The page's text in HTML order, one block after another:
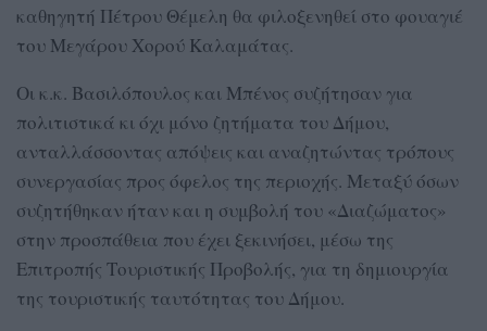
καθηγητή Πέτρου Θέμελη θα φιλοξενηθεί στο φουαγιέ
του Μεγάρου Χορού Καλαμάτας.
Οι κ.κ. Βασιλόπουλος και Μπένος συζήτησαν για
πολιτιστικά κι όχι μόνο ζητήματα του Δήμου,
ανταλλάσσοντας απόψεις και αναζητώντας τρόπους
συνεργασίας προς όφελος της περιοχής. Μεταξύ όσων
συζητήθηκαν ήταν και η συμβολή του «Διαζώματος»
στην προσπάθεια που έχει ξεκινήσει, μέσω της
Επιτροπής Τουριστικής Προβολής, για τη δημιουργία
της τουριστικής ταυτότητας του Δήμου.